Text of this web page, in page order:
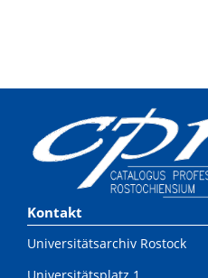
Kontakt
Universitätsarchiv Rostock